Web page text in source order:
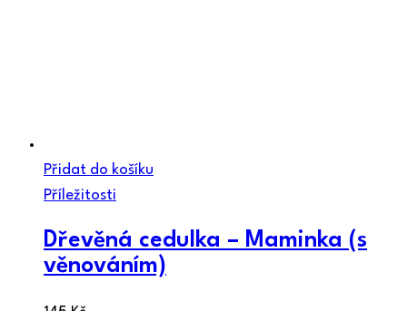
Přidat do košíku
Příležitosti
Dřevěná cedulka – Maminka (s
věnováním)